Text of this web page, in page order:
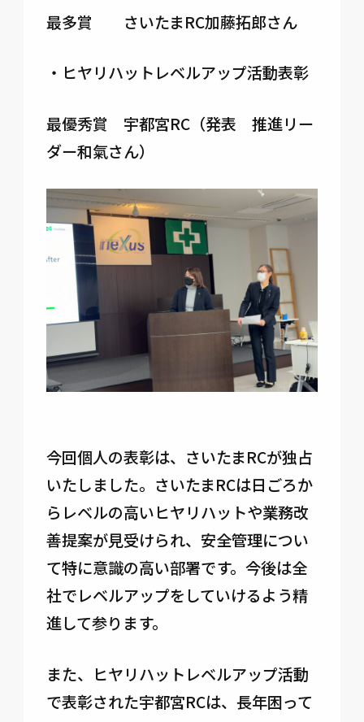
最多賞 さいたまRC加藤拓郎さん
・ヒヤリハットレベルアップ活動表彰
最優秀賞 宇都宮RC（発表 推進リー
ダー和氣さん）
今回個人の表彰は、さいたまRCが独占
いたしました。さいたまRCは日ごろか
らレベルの高いヒヤリハットや業務改
善提案が見受けられ、安全管理につい
て特に意識の高い部署です。今後は全
社でレベルアップをしていけるよう精
進して参ります。
また、ヒヤリハットレベルアップ活動
で表彰された宇都宮RCは、長年困って